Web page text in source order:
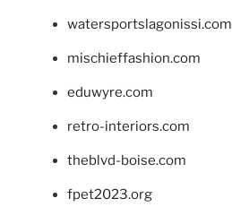
watersportslagonissi.com
mischieffashion.com
eduwyre.com
retro-interiors.com
theblvd-boise.com
fpet2023.org